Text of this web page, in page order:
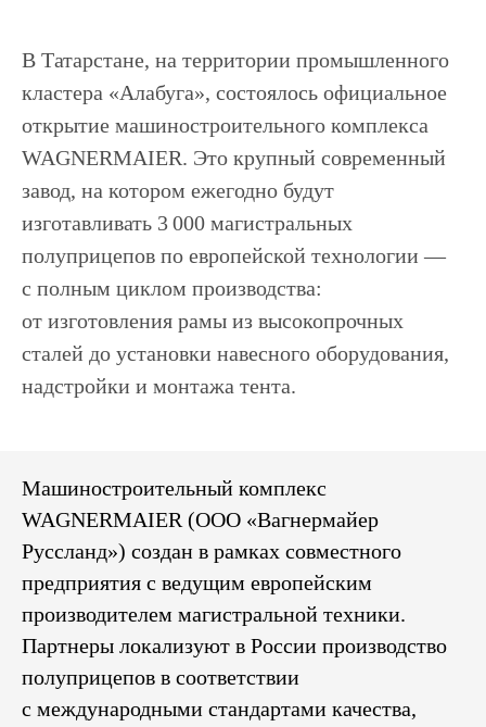
В Татарстане, на территории промышленного
кластера «Алабуга», состоялось официальное
открытие машиностроительного комплекса
WAGNERMAIER. Это крупный современный
завод, на котором ежегодно будут
изготавливать 3 000 магистральных
полуприцепов по европейской технологии —
с полным циклом производства:
от изготовления рамы из высокопрочных
сталей до установки навесного оборудования,
надстройки и монтажа тента.
Машиностроительный комплекс
WAGNERMAIER (ООО «Вагнермайер
Руссланд») создан в рамках совместного
предприятия с ведущим европейским
производителем магистральной техники.
Партнеры локализуют в России производство
полуприцепов в соответствии
с международными стандартами качества,